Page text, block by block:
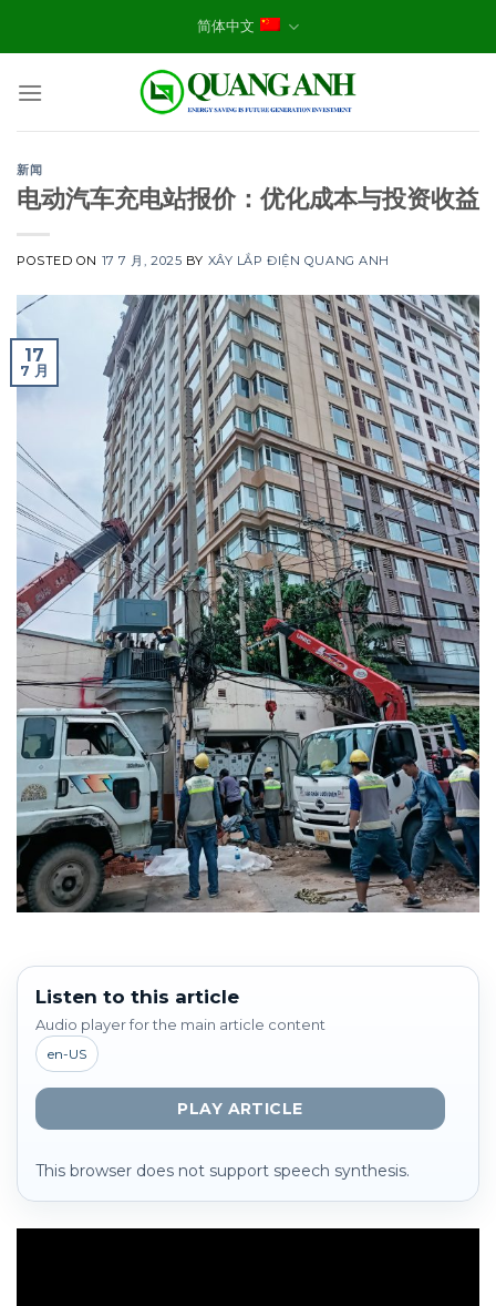
简体中文
新闻
电动汽车充电站报价：优化成本与投资收益
POSTED ON 17 7 月, 2025 BY XÂY LẮP ĐIỆN QUANG ANH
17
7 月
Listen to this article
Audio player for the main article content
en-US
PLAY ARTICLE
This browser does not support speech synthesis.